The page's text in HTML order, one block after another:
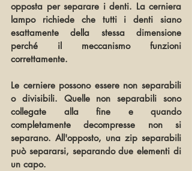
opposta per separare i denti. La cerniera
lampo richiede che tutti i denti siano
esattamente della stessa dimensione
perché il meccanismo funzioni
correttamente.
Le cerniere possono essere non separabili
o divisibili. Quelle non separabili sono
collegate alla fine e quando
completamente decompresse non si
separano. All'opposto, una zip separabili
può separarsi, separando due elementi di
un capo.